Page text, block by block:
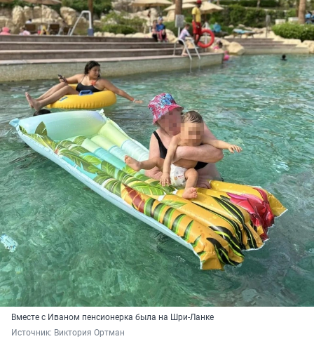
Вместе с Иваном пенсионерка была на Шри-Ланке
Источник: Виктория Ортман